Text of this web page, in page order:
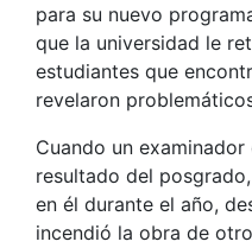
para su nuevo
que la universidad le
estudiantes que
revelaron
Cuando un
resultado del
en él durante el año,
incendió la obra de